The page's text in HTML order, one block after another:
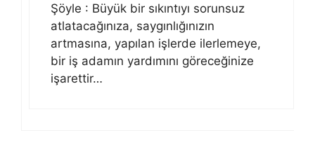
Şöyle : Büyük bir sıkıntıyı sorunsuz
atlatacağınıza, saygınlığınızın
artmasına, yapılan işlerde ilerlemeye,
bir iş adamın yardımını göreceğinize
işarettir…